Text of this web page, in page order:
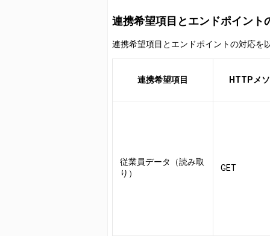
連携希望項目とエンドポイント
連携希望項目とエンドポイントの対応を
連携希望項目 HTTPメ
従業員データ（読み取
り）
GET